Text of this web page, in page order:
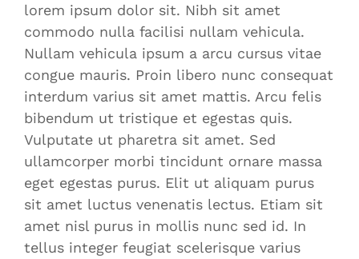
lorem ipsum dolor sit. Nibh sit amet
commodo nulla facilisi nullam vehicula.
Nullam vehicula ipsum a arcu cursus vitae
congue mauris. Proin libero nunc consequat
interdum varius sit amet mattis. Arcu felis
bibendum ut tristique et egestas quis.
Vulputate ut pharetra sit amet. Sed
ullamcorper morbi tincidunt ornare massa
eget egestas purus. Elit ut aliquam purus
sit amet luctus venenatis lectus. Etiam sit
amet nisl purus in mollis nunc sed id. In
tellus integer feugiat scelerisque varius